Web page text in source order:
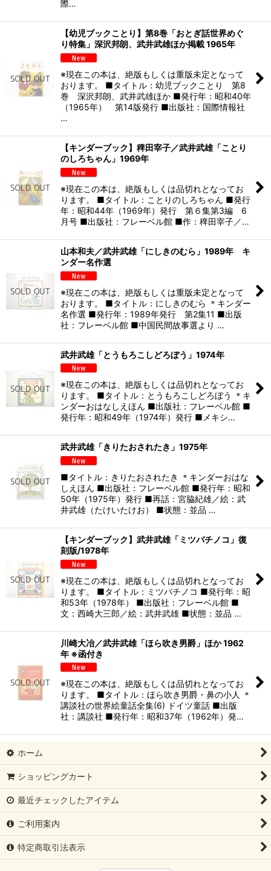
際…
【幼児ブックことり】第8巻「おとぎ話世界めぐ
り特集」深沢邦朗、武井武雄ほか掲載 1965年
※現在この本は、絶版もしくは重版未定となって
おります。 ■タイトル：幼児ブックことり 第8
巻 深沢邦朗、武井武雄ほか ■発行年：昭和40年
（1965年） 第14版発行 ■出版社：国際情報社
…
【キンダーブック】稗田宰子／武井武雄「ことり
のしろちゃん」1969年
※現在この本は、絶版もしくは品切れとなってお
ります。 ■タイトル：ことりのしろちゃん ■発行
年：昭和44年（1969年）発行 第６集第3編 6
月号 ■出版社：フレーベル館 ■作：稗田宰子／…
山本和夫／武井武雄「にしきのむら」1989年 キ
ンダー名作選
※現在この本は、絶版もしくは重版未定となって
おります。 ■タイトル：にしきのむら ＊キンダー
名作選 ■発行年：1989年発行 第2集11 ■出版
社：フレーベル館 ■中国民間故事選より …
武井武雄「とうもろこしどろぼう」1974年
※現在この本は、絶版もしくは品切れとなってお
ります。 ■タイトル：とうもろこしどろぼう ＊キ
ンダーおはなしえほん ■出版社：フレーベル館 ■
発行年：昭和49年（1974年）発行 ■メキシ…
武井武雄「きりたおされたき」1975年
■タイトル：きりたおされたき ＊キンダーおはな
しえほん ■出版社：フレーベル館 ■発行年：昭和
50年（1975年）発行 ■再話：宮脇紀雄／絵：武
井武雄（たけいたけお） ■状態：並品 …
【キンダーブック】武井武雄「ミツバチノコ」復
刻版/1978年
※現在この本は、絶版もしくは品切れとなってお
ります。 ■タイトル：ミツバチノコ ■発行年：昭
和53年（1978年） ■出版社：フレーベル館 ■
文：西崎大三郎／絵：武井武雄 ■状態：並品 …
川崎大冶／武井武雄「ほら吹き男爵」ほか 1962
年 ※函付き
※現在この本は、絶版もしくは品切れとなってお
ります。 ■タイトル：ほら吹き男爵・鼻の小人 ＊
講談社の世界絵童話全集(6) ドイツ童話 ■出版
社：講談社 ■発行年：昭和37年（1962年）発…
ホーム
ショッピングカート
最近チェックしたアイテム
ご利用案内
特定商取引法表示